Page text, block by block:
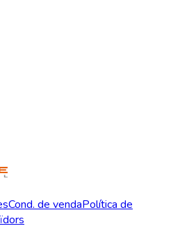
Cond. de vendaPolítica de